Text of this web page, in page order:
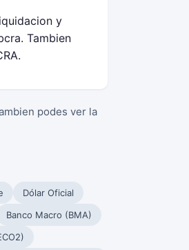
y
Tambien
podes ver la
Dólar Oficial
Banco Macro (BMA)